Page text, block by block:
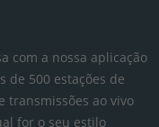
com a nossa aplicação
de 500 estações de
transmissões ao vivo
for o seu estilo